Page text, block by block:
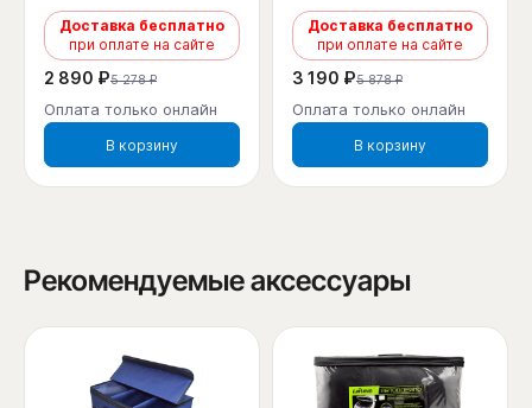
Доставка бесплатно
при оплате на сайте
2 890 ₽5 278 ₽
Оплата только онлайн
В корзину
Доставка бесплатно
при оплате на сайте
3 190 ₽5 878 ₽
Оплата только онлайн
В корзину
Рекомендуемые аксессуары